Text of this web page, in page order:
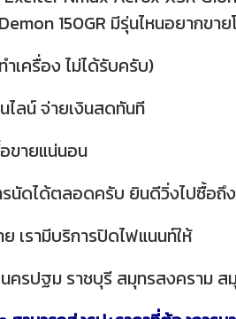
150GR มีรุ่นไหนอยากขาย
เครื่อง ไม่ได้รับครับ)
ไลน์ จ่ายเงินสดทันที
ขายแน่นอน
รนัดได้ตลอดครับ ยินดีวิ่งไปซื้อถึ
เรามีบริการปิดไฟแนนท์ให้
รปฐม ราชบุรี สมุทรสงคราม ส